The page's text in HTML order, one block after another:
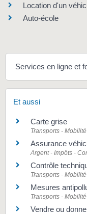
Location d'un
Auto-école
Services en ligne et
Et aussi
Carte grise
Transports - Mobilité
Assurance
Argent - Impôts -
Contrôle
Transports - Mobilité
Mesures
Transports - Mobilité
Vendre ou